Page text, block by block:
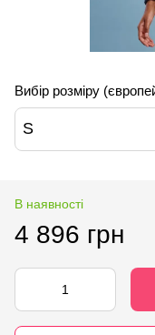
Вибір розміру
S
В наявності
4 896 грн